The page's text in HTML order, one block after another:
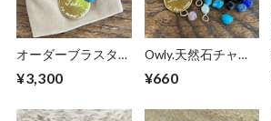
オーダーブラスタグ
迷子札)
¥3,300
Owly.天然石チャー
¥660